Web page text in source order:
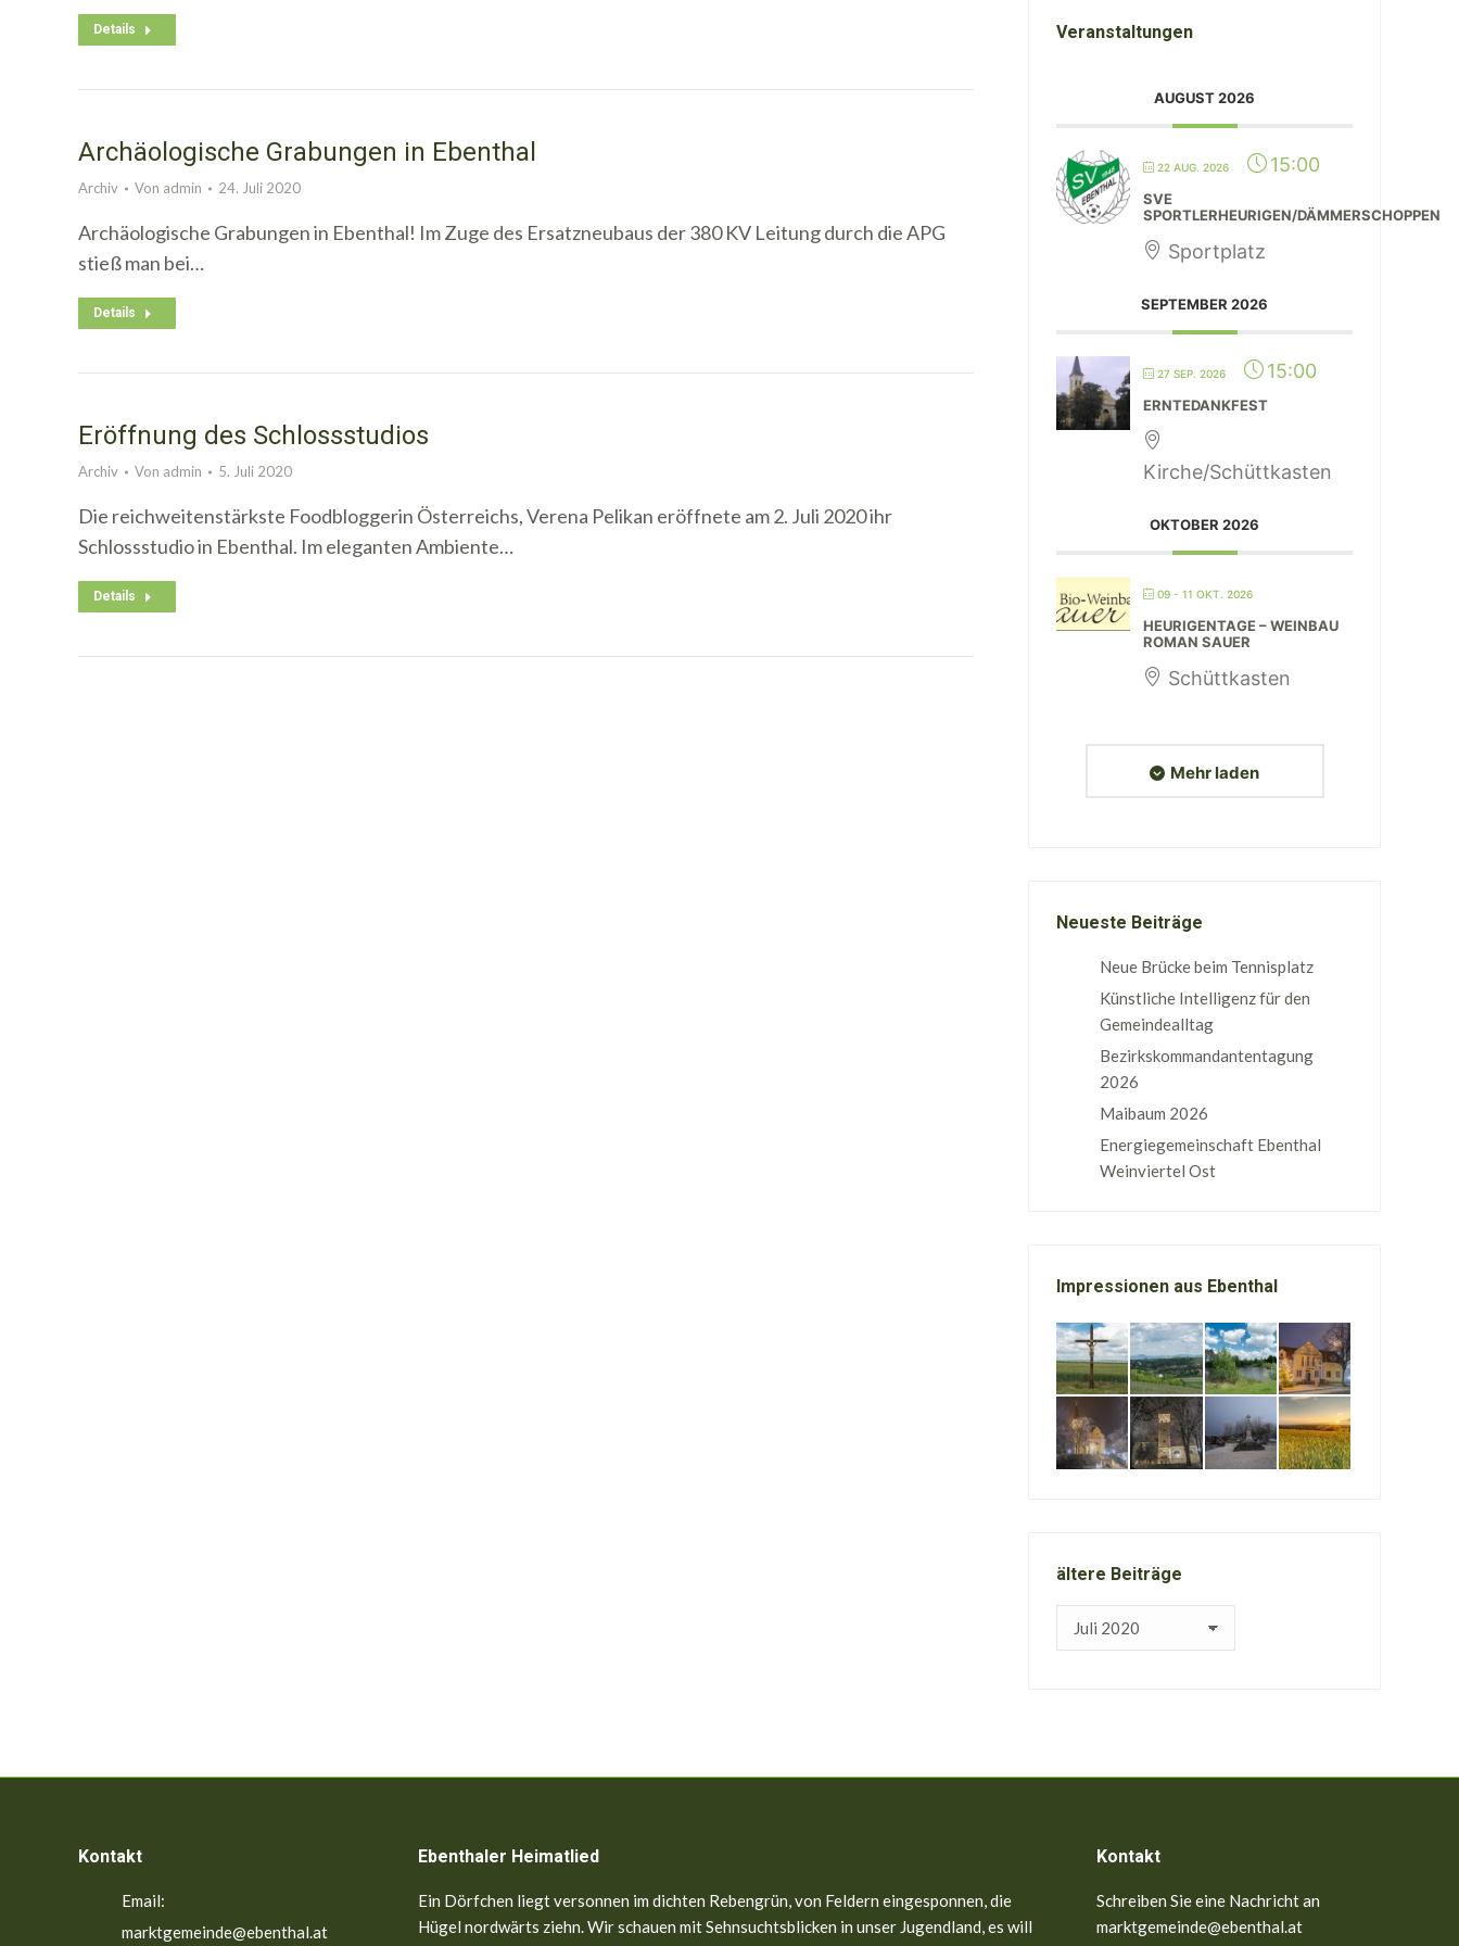
Details
Archäologische Grabungen in Ebenthal
Archiv Von admin 24. Juli 2020
Archäologische Grabungen in Ebenthal! Im Zuge des Ersatzneubaus der 380 KV Leitung durch die APG
stieß man bei…
Details
Eröffnung des Schlossstudios
Archiv Von admin 5. Juli 2020
Die reichweitenstärkste Foodbloggerin Österreichs, Verena Pelikan eröffnete am 2. Juli 2020 ihr
Schlossstudio in Ebenthal. Im eleganten Ambiente…
Details
Veranstaltungen
AUGUST 2026
22 AUG. 2026 15:00
SVE
SPORTLERHEURIGEN/DÄMMERSCHOPPEN
Sportplatz
SEPTEMBER 2026
27 SEP. 2026 15:00
ERNTEDANKFEST
Kirche/Schüttkasten
OKTOBER 2026
09 - 11 OKT. 2026
HEURIGENTAGE – WEINBAU
ROMAN SAUER
Schüttkasten
Mehr laden
Neueste Beiträge
Neue Brücke beim Tennisplatz
Künstliche Intelligenz für den
Gemeindealltag
Bezirkskommandantentagung
2026
Maibaum 2026
Energiegemeinschaft Ebenthal
Weinviertel Ost
Impressionen aus Ebenthal
ältere Beiträge
Kontakt
Email:
marktgemeinde@ebenthal.at
Ebenthaler Heimatlied
Ein Dörfchen liegt versonnen im dichten Rebengrün, von Feldern eingesponnen, die
Hügel nordwärts ziehn. Wir schauen mit Sehnsuchtsblicken in unser Jugendland, es will
Kontakt
Schreiben Sie eine Nachricht an
marktgemeinde@ebenthal.at